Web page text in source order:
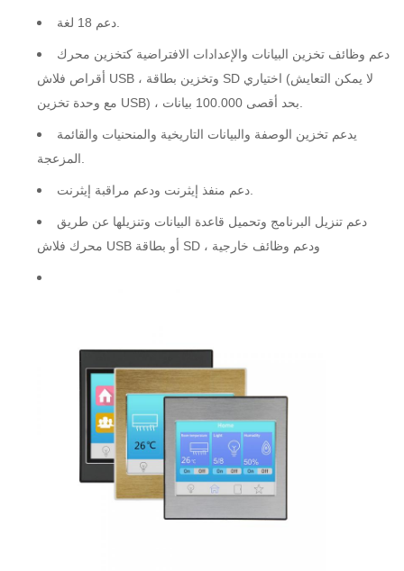
دعم وظائف تخزين البيانات والإعدادات الافتراضية كتخزين محرك
أقراص فلاش USB ، وتخزين بطاقة SD اختياري (لا يمكن التعايش
يدعم تخزين الوصفة والبيانات التاريخية والمنحنيات والقائمة
دعم تنزيل البرنامج وتحميل قاعدة البيانات وتنزيلها عن طريق
محرك فلاش USB أو بطاقة SD ، ودعم وظائف خارجية